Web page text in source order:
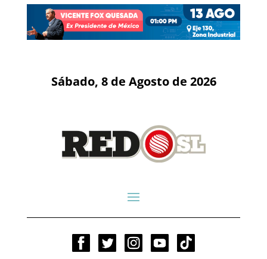
Sábado, 8 de Agosto de 2026